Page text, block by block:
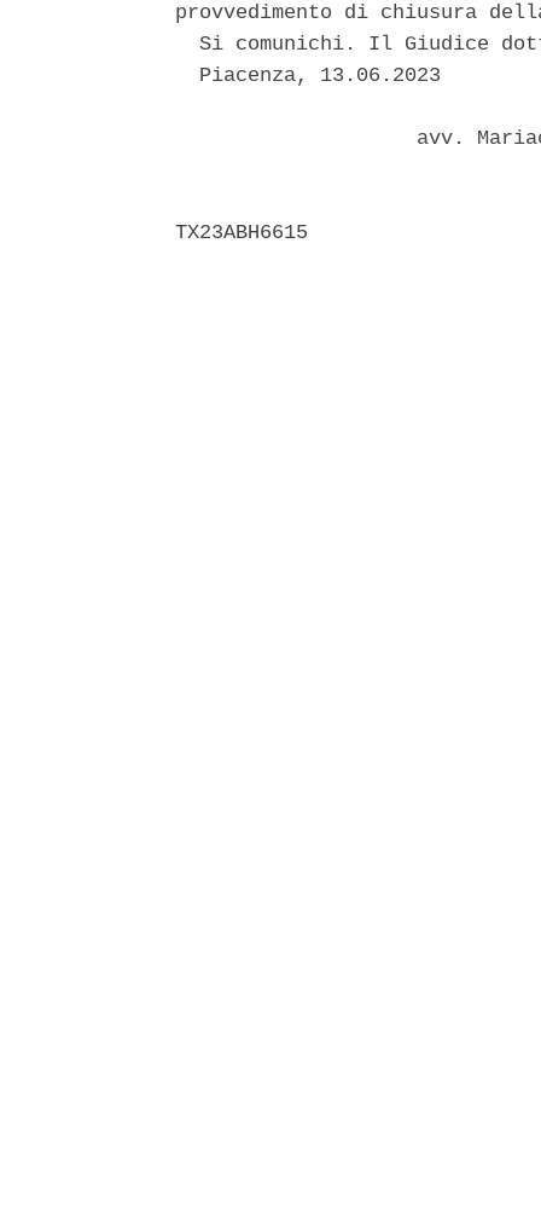
provvedimento di chiusura
Si comunichi. Il Giudice
  Piacenza, 13.06.2023
avv.